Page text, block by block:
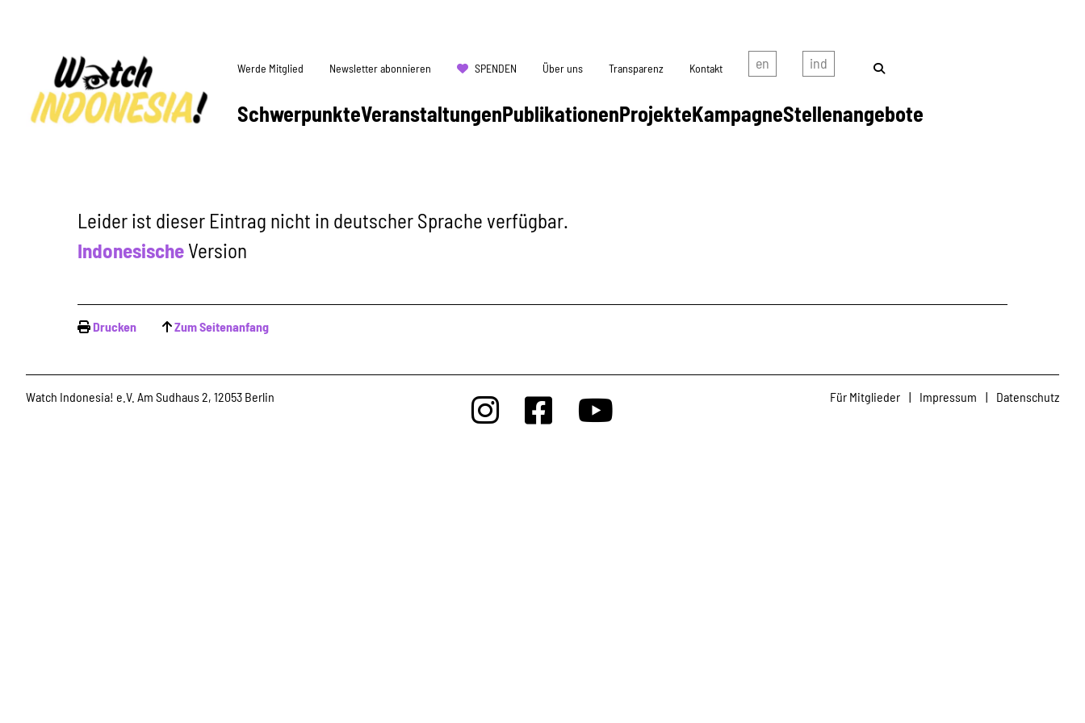
SchwerpunkteVeranstaltungenPublikationenProjekteKampagneStellenangebote
Werde Mitglied Newsletter abonnieren SPENDEN Über uns Transparenz Kontakt
Leider ist dieser Eintrag nicht in deutscher Sprache verfügbar.
Indonesische Version
Drucken Zum Seitenanfang
Watch Indonesia! e.V. Am Sudhaus 2, 12053 Berlin Für Mitglieder | Impressum | Datenschutz